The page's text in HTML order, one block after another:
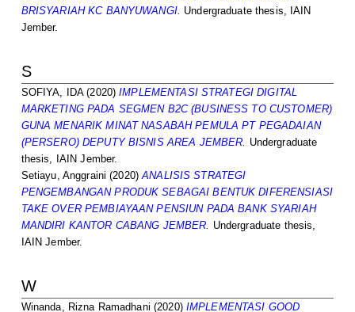
BRISYARIAH KC BANYUWANGI. Undergraduate thesis, IAIN
Jember.
S
SOFIYA, IDA(2020)IMPLEMENTASI STRATEGI DIGITAL
MARKETING PADA SEGMEN B2C (BUSINESS TO CUSTOMER)
GUNA MENARIK MINAT NASABAH PEMULA PT PEGADAIAN
(PERSERO) DEPUTY BISNIS AREA JEMBER.
Undergraduate
thesis, IAIN Jember.
Setiayu, Anggraini (2020)ANALISIS STRATEGI
PENGEMBANGAN PRODUK SEBAGAI BENTUK DIFERENSIASI
TAKE OVER PEMBIAYAAN PENSIUN PADA BANK SYARIAH
MANDIRI KANTOR CABANG JEMBER.
Undergraduate thesis,
IAIN Jember.
W
Winanda, Rizna Ramadhani (2020) IMPLEMENTASI GOOD